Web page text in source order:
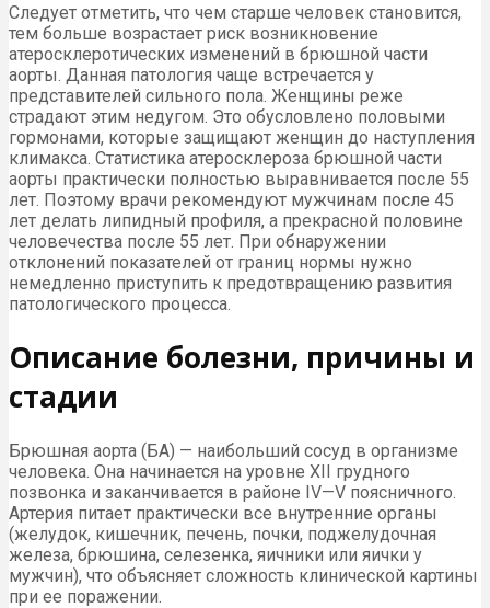
Следует отметить, что чем старше человек становится,
тем больше возрастает риск возникновение
атеросклеротических изменений в брюшной части
аорты. Данная патология чаще встречается у
представителей сильного пола. Женщины реже
страдают этим недугом. Это обусловлено половыми
гормонами, которые защищают женщин до наступления
климакса. Статистика атеросклероза брюшной части
аорты практически полностью выравнивается после 55
лет. Поэтому врачи рекомендуют мужчинам после 45
лет делать липидный профиля, а прекрасной половине
человечества после 55 лет. При обнаружении
отклонений показателей от границ нормы нужно
немедленно приступить к предотвращению развития
патологического процесса.
Описание болезни, причины и
стадии
Брюшная аорта (БА) — наибольший сосуд в организме
человека. Она начинается на уровне XII грудного
позвонка и заканчивается в районе IV—V поясничного.
Артерия питает практически все внутренние органы
(желудок, кишечник, печень, почки, поджелудочная
железа, брюшина, селезенка, яичники или яички у
мужчин), что объясняет сложность клинической картины
при ее поражении.